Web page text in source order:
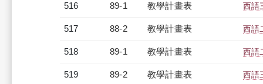
516 89-1 教學計畫表 西語
517 88-2 教學計畫表 西語
518 89-1 教學計畫表 西語
519 89-2 教學計畫表 西語